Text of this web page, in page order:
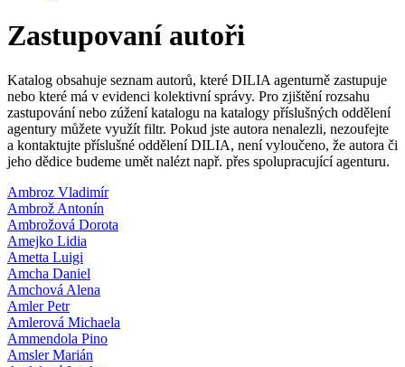
Zastupovaní autoři
Katalog obsahuje seznam autorů, které DILIA agenturně zastupuje
nebo které má v evidenci kolektivní správy. Pro zjištění rozsahu
zastupování nebo zúžení katalogu na katalogy příslušných oddělení
agentury můžete využít filtr. Pokud jste autora nenalezli, nezoufejte
a kontaktujte příslušné oddělení DILIA, není vyloučeno, že autora či
jeho dědice budeme umět nalézt např. přes spolupracující agenturu.
Ambroz Vladimír
Ambrož Antonín
Ambrožová Dorota
Amejko Lidia
Ametta Luigi
Amcha Daniel
Amchová Alena
Amler Petr
Amlerová Michaela
Ammendola Pino
Amsler Marián